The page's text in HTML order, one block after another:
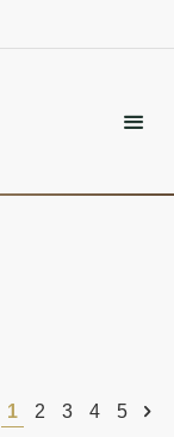
1 2 3 4 5